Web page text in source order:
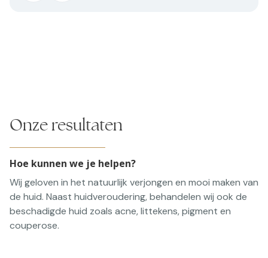
Onze resultaten
Hoe kunnen we je helpen?
Wij geloven in het natuurlijk verjongen en mooi maken van
de huid. Naast huidveroudering, behandelen wij ook de
beschadigde huid zoals acne, littekens, pigment en
couperose.